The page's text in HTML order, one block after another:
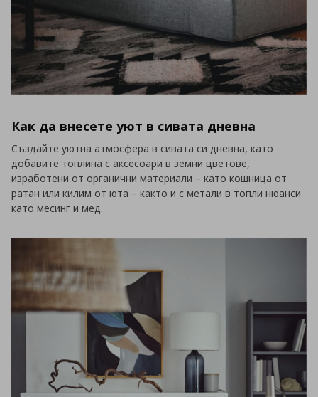
Как да внесете уют в сивата дневна
Създайте уютна атмосфера в сивата си дневна, като
добавите топлина с аксесоари в земни цветове,
изработени от органични материали – като кошница от
ратан или килим от юта – както и с метали в топли нюанси
като месинг и мед.